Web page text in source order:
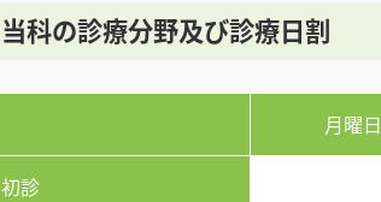
当科の診療分野及び診療日割
月曜日
初診